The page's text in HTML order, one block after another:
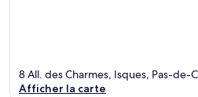
8 All. des Charmes, Isques, Pas-de-
Afficher la carte